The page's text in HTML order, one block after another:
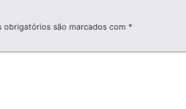
obrigatórios são marcados com *